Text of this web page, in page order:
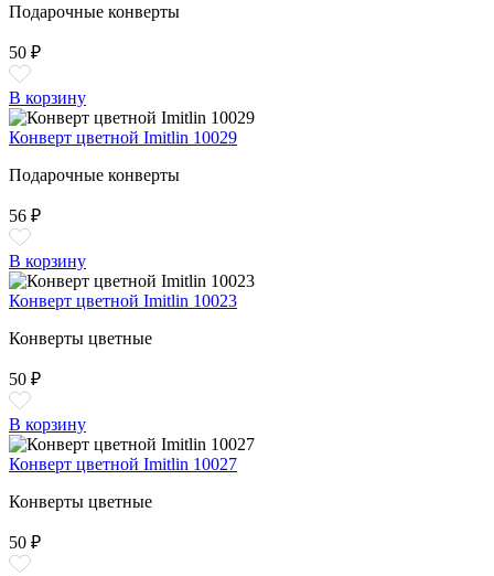
Подарочные конверты
50 ₽
В корзину
Конверт цветной Imitlin 10029
Подарочные конверты
56 ₽
В корзину
Конверт цветной Imitlin 10023
Конверты цветные
50 ₽
В корзину
Конверт цветной Imitlin 10027
Конверты цветные
50 ₽